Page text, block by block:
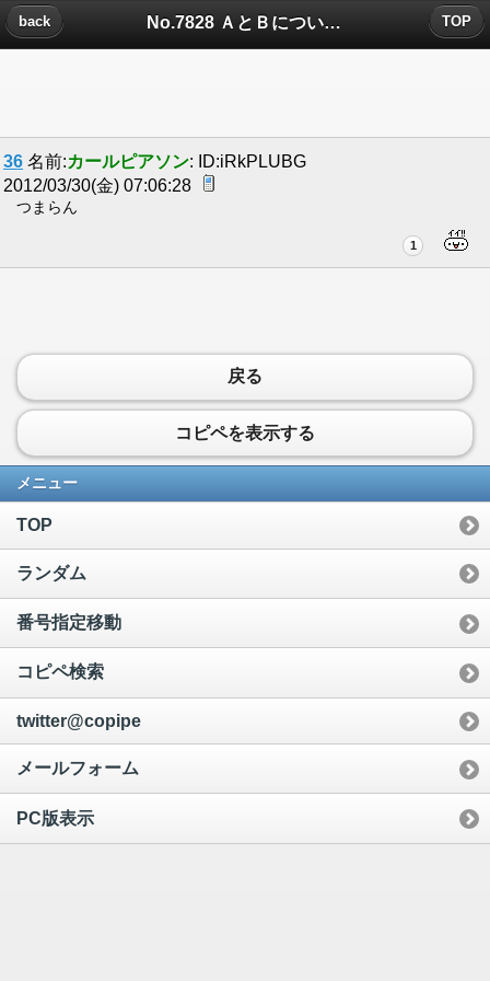
No.7828 ＡとＢについたコメント
back TOP
36 名前:カールピアソン: ID:iRkPLUBG
2012/03/30(金) 07:06:28
つまらん
1
戻る
コピペを表示する
メニュー
TOP
ランダム
番号指定移動
コピペ検索
twitter@copipe
メールフォーム
PC版表示